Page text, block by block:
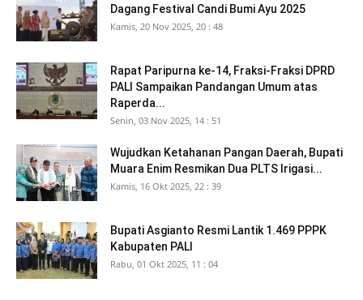
Dagang Festival Candi Bumi Ayu 2025
Kamis, 20 Nov 2025, 20 : 48
Rapat Paripurna ke-14, Fraksi-Fraksi DPRD
PALI Sampaikan Pandangan Umum atas
Raperda...
Senin, 03 Nov 2025, 14 : 51
Wujudkan Ketahanan Pangan Daerah, Bupati
Muara Enim Resmikan Dua PLTS Irigasi...
Kamis, 16 Okt 2025, 22 : 39
Bupati Asgianto Resmi Lantik 1.469 PPPK
Kabupaten PALI
Rabu, 01 Okt 2025, 11 : 04